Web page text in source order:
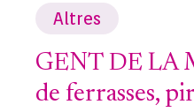
Altres
GENT DE LA
de ferrasses,